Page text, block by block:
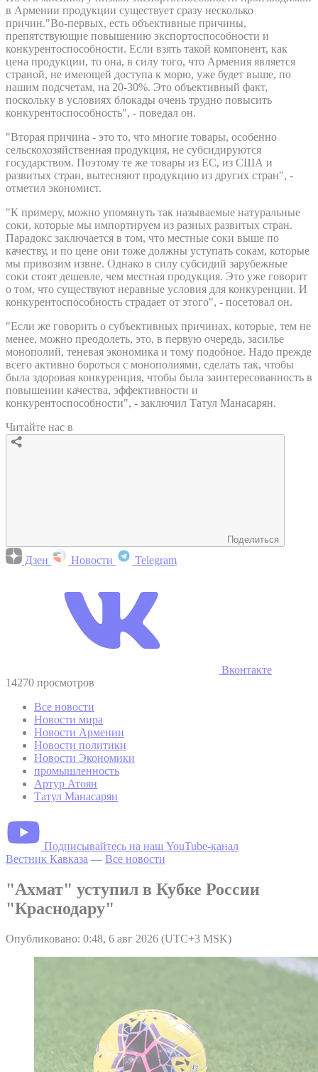
в Армении продукции существует сразу несколько
причин."Во-первых, есть объективные причины,
препятствующие повышению экспортоспособности и
конкурентоспособности. Если взять такой компонент, как
цена продукции, то она, в силу того, что Армения является
страной, не имеющей доступа к морю, уже будет выше, по
нашим подсчетам, на 20-30%. Это объективный факт,
поскольку в условиях блокады очень трудно повысить
конкурентоспособность", - поведал он.
"Вторая причина - это то, что многие товары, особенно
сельскохозяйственная продукция, не субсидируются
государством. Поэтому те же товары из ЕС, из США и
развитых стран, вытесняют продукцию из других стран", -
отметил экономист.
"К примеру, можно упомянуть так называемые натуральные
соки, которые мы импортируем из разных развитых стран.
Парадокс заключается в том, что местные соки выше по
качеству, и по цене они тоже должны уступать сокам, которые
мы привозим извне. Однако в силу субсидий зарубежные
соки стоят дешевле, чем местная продукция. Это уже говорит
о том, что существуют неравные условия для конкуренции. И
конкурентоспособность страдает от этого", - посетовал он.
"Если же говорить о субъективных причинах, которые, тем не
менее, можно преодолеть, это, в первую очередь, засилье
монополий, теневая экономика и тому подобное. Надо прежде
всего активно бороться с монополиями, сделать так, чтобы
была здоровая конкуренция, чтобы была заинтересованность в
повышении качества, эффективности и
конкурентоспособности", - заключил Татул Манасарян.
Читайте нас в
Поделиться
Дзен Новости Telegram
Вконтакте
14270 просмотров
Все новости
Новости мира
Новости Армении
Новости политики
Новости Экономики
промышленность
Артур Атоян
Татул Манасарян
Подписывайтесь на наш YouTube-канал
Вестник Кавказа — Все новости
"Ахмат" уступил в Кубке России
"Краснодару"
Опубликовано: 0:48, 6 авг 2026 (UTC+3 MSK)